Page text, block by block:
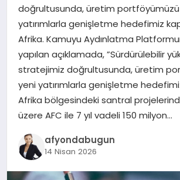
DÜNYA
EKONOMI
SAĞLIK
doğrultusunda, üretim
yatırımlarla genişletme hedefimiz
Afrika. Kamuyu Aydınlatma
yapılan açıklamada, ”Sürdürülebilir
stratejimiz doğrultusunda, üretim
yeni yatırımlarla genişletme
Afrika bölgesindeki santral
üzere AFC ile 7 yıl vadeli 150 milyon…
afyondabugun
14 Nisan 2026